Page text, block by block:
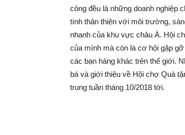
công đều là những doanh nghiệp
tính thân thiện với môi trường,
nhanh của khu vực châu Á. Hội
của mình mà còn là cơ hội gặp
các bạn hàng khác trên thế giới.
bá và giới thiệu về Hội chợ Quà
trung tuần tháng 10/2018 tới.